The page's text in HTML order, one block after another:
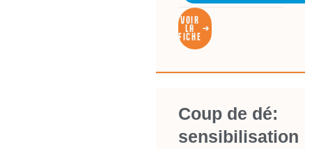
VOIR
LA
FICHE
Coup de dé:
sensibilisation